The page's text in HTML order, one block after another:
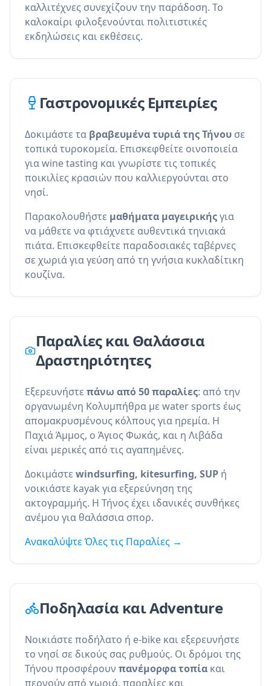
καλλιτέχνες συνεχίζουν την παράδοση. Το
καλοκαίρι φιλοξενούνται πολιτιστικές
εκδηλώσεις και εκθέσεις.
Γαστρονομικές Εμπειρίες
Δοκιμάστε τα βραβευμένα τυριά της Τήνου σε
τοπικά τυροκομεία. Επισκεφθείτε οινοποιεία
για wine tasting και γνωρίστε τις τοπικές
ποικιλίες κρασιών που καλλιεργούνται στο
νησί.
Παρακολουθήστε μαθήματα μαγειρικήςγια
να μάθετε να φτιάχνετε αυθεντικά τηνιακά
πιάτα. Επισκεφθείτε παραδοσιακές ταβέρνες
σε χωριά για γεύση από τη γνήσια κυκλαδίτικη
κουζίνα.
Παραλίες και Θαλάσσια
Δραστηριότητες
Εξερευνήστε πάνω από 50 παραλίες: από την
οργανωμένη Κολυμπήθρα με water sports έως
απομακρυσμένους κόλπους για ηρεμία. Η
Παχιά Άμμος, ο Άγιος Φωκάς, και η Λιβάδα
είναι μερικές από τις αγαπημένες.
Δοκιμάστε windsurfing, kitesurfing, SUP ή
νοικιάστε kayak για εξερεύνηση της
ακτογραμμής. Η Τήνος έχει ιδανικές συνθήκες
ανέμου για θαλάσσια σπορ.
Ανακαλύψτε Όλες τις Παραλίες →
Ποδηλασία και Adventure
Νοικιάστε ποδήλατο ή e-bike και εξερευνήστε
το νησί σε δικούς σας ρυθμούς. Οι δρόμοι της
Τήνου προσφέρουν πανέμορφα τοπία και
περνούν από χωριά, παραλίες και